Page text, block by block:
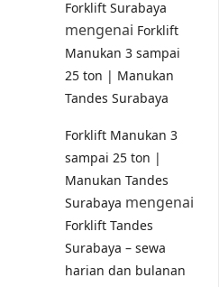
Forklift Surabaya
mengenai Forklift
Manukan 3 sampai
25 ton | Manukan
Tandes Surabaya
Forklift Manukan 3
sampai 25 ton |
Manukan Tandes
Surabaya mengenai
Forklift Tandes
Surabaya – sewa
harian dan bulanan